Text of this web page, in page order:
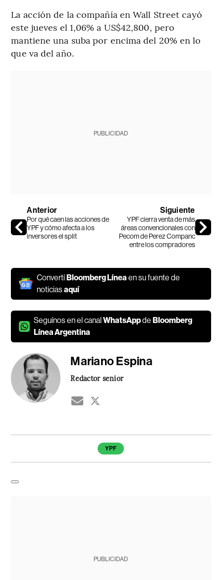
La acción de la compañía en Wall Street cayó
este jueves el 1,06% a US$42,800, pero
mantiene una suba por encima del 20% en lo
que va del año.
PUBLICIDAD
Anterior
Por qué caen las acciones de
YPF y cómo afecta a los
inversores el split
Siguiente
YPF cierra venta de más
áreas convencionales con
Pecom de Perez Companc
entre los compradores
ConvertíBloomberg Línea en su fuente de
noticiasaquí
Seguínos en el canalWhatsAppdeBloomberg
Línea Argentina
Mariano Espina
Redactor senior
Temas de este artículo YPF
PUBLICIDAD